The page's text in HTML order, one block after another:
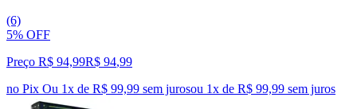
(6)
5% OFF
Preço R$ 94,99R$ 94,99
no Pix Ou 1x de R$ 99,99 sem jurosou 1x de R$ 99,99 sem juros